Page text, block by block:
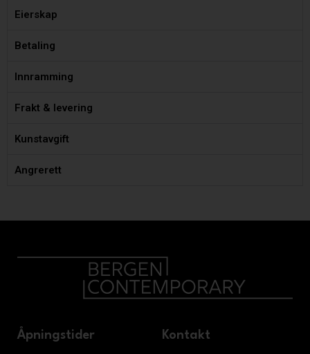
Eierskap
Betaling
Innramming
Frakt & levering
Kunstavgift
Angrerett
Åpningstider Kontakt